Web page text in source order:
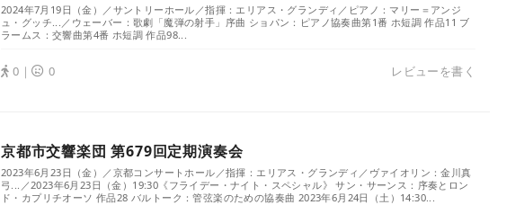
2024年7月19日（金）／サントリーホール／指揮：エリアス・グランディ／ピアノ：マリー＝アンジ
ュ・グッチ...／ウェーバー：歌劇「魔弾の射手」序曲 ショパン：ピアノ協奏曲第1番 ホ短調 作品11 ブ
ラームス：交響曲第4番 ホ短調 作品98...
0｜ 0 レビューを書く
京都市交響楽団 第679回定期演奏会
2023年6月23日（金）／京都コンサートホール／指揮：エリアス・グランディ／ヴァイオリン：金川真
弓...／2023年6月23日（金）19:30《フライデー・ナイト・スペシャル》 サン・サーンス：序奏とロン
ド・カプリチオーソ 作品28 バルトーク：管弦楽のための協奏曲 2023年6月24日（土）14:30...